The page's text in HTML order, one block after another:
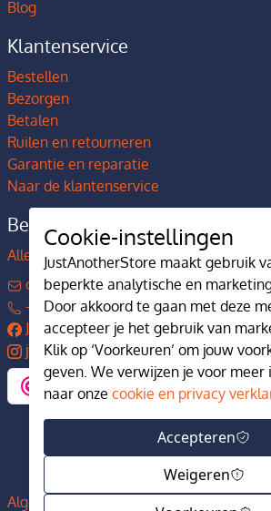
Blog
Klantenservice
Bestellen
Bezorgen
Betalen
Ruilen en retourneren
Garantie en reparatie
Naar de klantenservice
Bedrijfsgegevens
Alles over JustAnotherStore
contact@justanotherstore.nl
+31 73 644 7405
JustAnotherStore
justanotherstore.nl
Algemene voorwaarden Privacy en
Cookie-instellingen
JustAnotherStore maakt gebruik
beperkte analytische en
Door akkoord te gaan met deze
accepteer je het gebruik van
Klik op ‘Voorkeuren’ om jouw
geven. We verwijzen je voor meer
naar onze cookie en privacy
Accepteren
Weigeren